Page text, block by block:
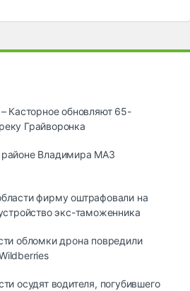
Касторное обновляют 65-
Грайворонка
Владимира МАЗ
фирму оштрафовали на
экс-таможенника
обломки дрона повредили
осудят водителя, погубившего